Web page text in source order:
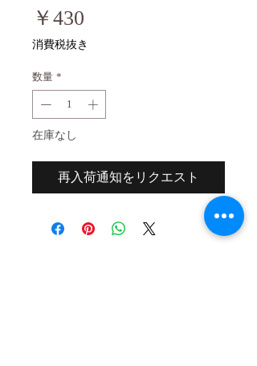
￥430
格
消費税抜き
数量 *
在庫なし
再入荷通知をリクエスト